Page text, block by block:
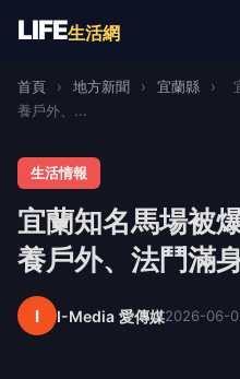
LIFE生活網
首頁 › 地方新聞 › 宜蘭縣 ›
養戶外、...
生活情報
宜蘭知名馬場被
養戶外、法鬥滿
I I-Media 愛傳媒2026-06-